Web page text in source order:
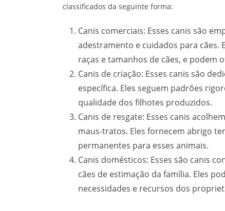
classificados da seguinte forma:
Canis comerciais: Esses canis são
adestramento e cuidados para cães.
raças e tamanhos de cães, e podem
Canis de criação: Esses canis são
específica. Eles seguem padrões
qualidade dos filhotes produzidos.
Canis de resgate: Esses canis
maus-tratos. Eles fornecem abrigo
permanentes para esses animais.
Canis domésticos: Esses são canis
cães de estimação da família. Eles
necessidades e recursos dos